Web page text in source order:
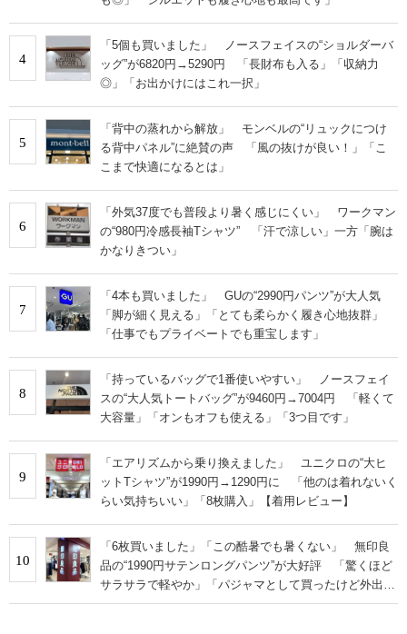
4
「5個も買いました」 ノースフェイスの“ショルダーバ
ッグ”が6820円→5290円 「長財布も入る」「収納力
◎」「お出かけにはこれ一択」
5
「背中の蒸れから解放」 モンベルの“リュックにつけ
る背中パネル”に絶賛の声 「風の抜けが良い！」「こ
こまで快適になるとは」
6
「外気37度でも普段より暑く感じにくい」 ワークマン
の“980円冷感長袖Tシャツ” 「汗で涼しい」一方「腕は
かなりきつい」
7
「4本も買いました」 GUの“2990円パンツ”が大人気
「脚が細く見える」「とても柔らかく履き心地抜群」
「仕事でもプライベートでも重宝します」
8
「持っているバッグで1番使いやすい」 ノースフェイ
スの“大人気トートバッグ”が9460円→7004円 「軽くて
大容量」「オンもオフも使える」「3つ目です」
9
「エアリズムから乗り換えました」 ユニクロの“大ヒ
ットTシャツ”が1990円→1290円に 「他のは着れないく
らい気持ちいい」「8枚購入」【着用レビュー】
10
「6枚買いました」「この酷暑でも暑くない」 無印良
品の“1990円サテンロングパンツ”が大好評 「驚くほど
サラサラで軽やか」「パジャマとして買ったけど外出用
にした」